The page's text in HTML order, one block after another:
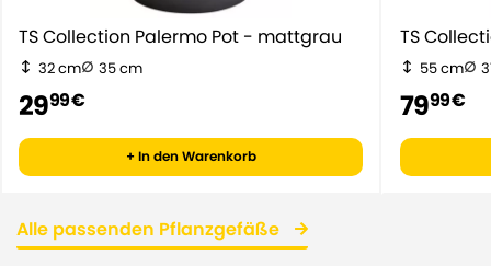
TS Collection Palermo Pot - mattgrau
32 cm 35 cm
2999 €
+ In den Warenkorb
TS
55 cm
7999 €
Alle passenden Pflanzgefäße